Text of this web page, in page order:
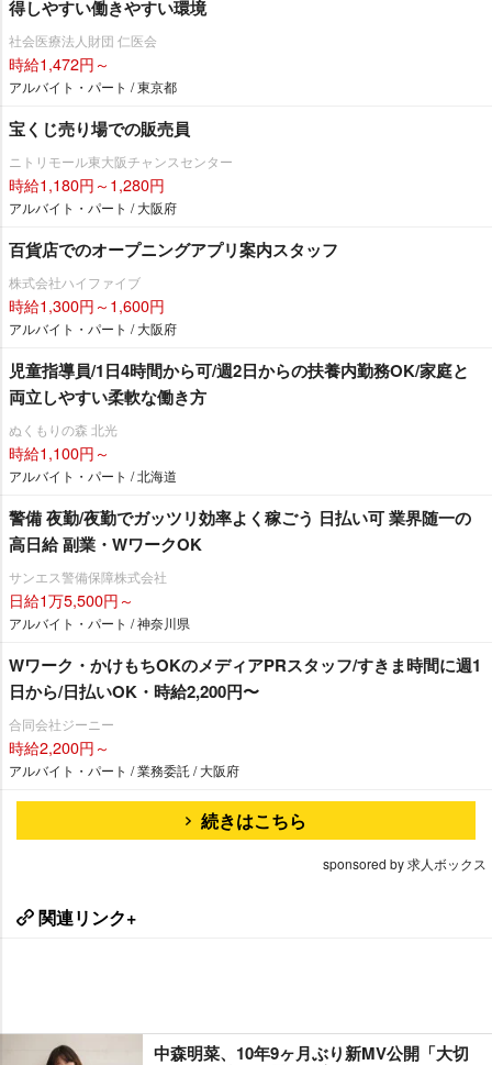
得しやすい働きやすい環境
社会医療法人財団 仁医会
時給1,472円～
アルバイト・パート / 東京都
宝くじ売り場での販売員
ニトリモール東大阪チャンスセンター
時給1,180円～1,280円
アルバイト・パート / 大阪府
百貨店でのオープニングアプリ案内スタッフ
株式会社ハイファイブ
時給1,300円～1,600円
アルバイト・パート / 大阪府
児童指導員/1日4時間から可/週2日からの扶養内勤務OK/家庭と
両立しやすい柔軟な働き方
ぬくもりの森 北光
時給1,100円～
アルバイト・パート / 北海道
警備 夜勤/夜勤でガッツリ効率よく稼ごう 日払い可 業界随一の
高日給 副業・WワークOK
サンエス警備保障株式会社
日給1万5,500円～
アルバイト・パート / 神奈川県
Wワーク・かけもちOKのメディアPRスタッフ/すきま時間に週1
日から/日払いOK・時給2,200円〜
合同会社ジーニー
時給2,200円～
アルバイト・パート / 業務委託 / 大阪府
続きはこちら
sponsored by 求人ボックス
関連リンク+
中森明菜、10年9ヶ月ぶり新MV公開「大切